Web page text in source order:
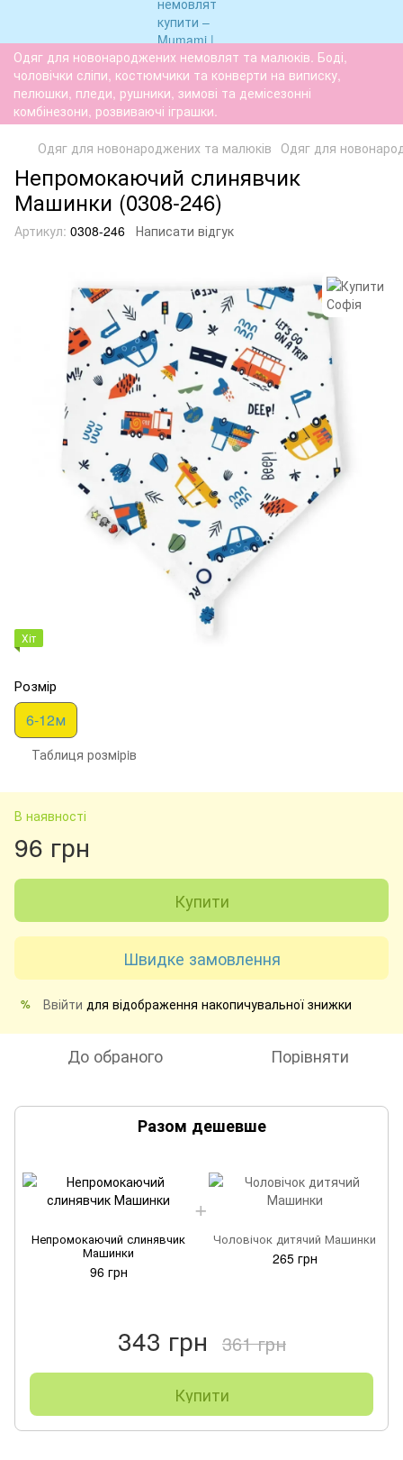
Одяг для новонароджених немовлят та малюків. Боді,
чоловічки сліпи, костюмчики та конверти на виписку,
пелюшки, пледи, рушники, зимові та демісезонні
комбінезони, розвиваючі іграшки.
Одяг для новонароджених та малюків Одяг для
Непромокаючий слинявчик
Машинки (0308-246)
Артикул: 0308-246 Написати відгук
Хіт
Розмір
6-12м
Таблиця розмiрiв
В наявності
96 грн
Купити
Швидке замовлення
% Ввійти для відображення накопичувальної знижки
До обраного Порівняти
Разом дешевше
Непромокаючий слинявчик
Машинки
96 грн
Чоловічок дитячий Машинки
265 грн
343 грн 361 грн
Купити